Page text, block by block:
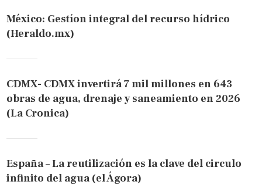
México: Gestíon integral del recurso hídrico
(Heraldo.mx)
CDMX- CDMX invertirá 7 mil millones en 643
obras de agua, drenaje y saneamiento en 2026
(La Cronica)
España – La reutilización es la clave del circulo
infinito del agua (el Ágora)